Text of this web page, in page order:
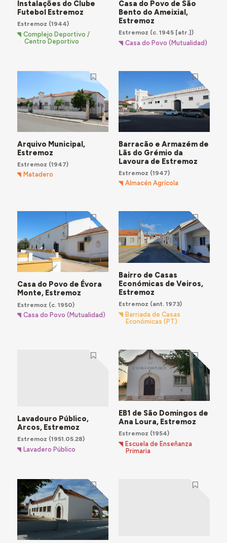
Instalações do Clube
Futebol Estremoz
Estremoz (1944)
Complejo Deportivo /
Centro Deportivo
Casa do Povo de São
Bento do Ameixial,
Estremoz
Estremoz (c. 1945 [atr.])
Casa do Povo (Mutualidad)
Arquivo Municipal,
Estremoz
Estremoz (1947)
Matadero
Barracão e Armazém de
Lãs do Grémio da
Lavoura de Estremoz
Estremoz (1947)
Almacén Agrícola
Casa do Povo de Évora
Monte, Estremoz
Estremoz (c. 1950)
Casa do Povo (Mutualidad)
Bairro de Casas
Económicas de Veiros,
Estremoz
Estremoz (ant. 1973)
Barriada de Casas
Económicas (PT)
Lavadouro Público,
Arcos, Estremoz
Estremoz (1951.05.28)
Lavadero Público
EB1 de São Domingos de
Ana Loura, Estremoz
Estremoz (1954)
Escuela de Enseñanza
Primaria